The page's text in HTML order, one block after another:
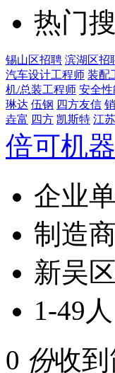
热门
锡山区招聘 滨湖区招
汽车设计工程师 装配
机/总装工程师 安全
琳达 伍钢 四方友信
垚富 四方 凯斯特 江
倍可机
企业
制造商
新吴
1-49人
0 份收